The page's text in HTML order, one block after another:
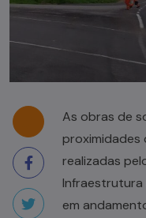
As obras de
proximidades
realizadas
Infraestrutura
em